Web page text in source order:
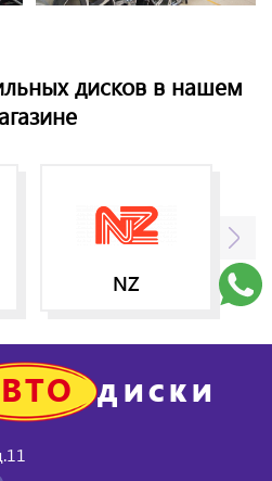
дисков в нашем
NZ
ДИСКИ